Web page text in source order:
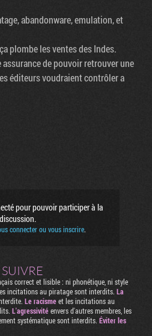
abandonware, emulation, et
plombe les ventes des Indes.
de pouvoir retrouver une
éditeurs voudraient contrôler a
pour pouvoir participer à la
discussion.
connecter ou vous inscrire.
correct et lisible : ni phonétique, ni style
incitations au piratage sont interdits. La
Le racismeet les incitations au
L'agressivitéenvers d'autres membres, les
systématique sont interdits. Éviter les